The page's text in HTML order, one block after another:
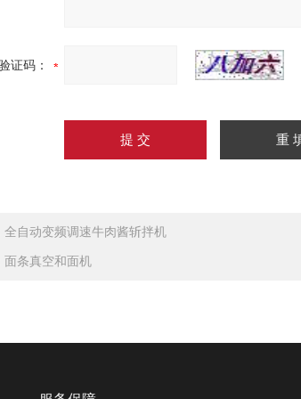
证码：
全自动变频调速牛肉酱斩拌机
面条真空和面机